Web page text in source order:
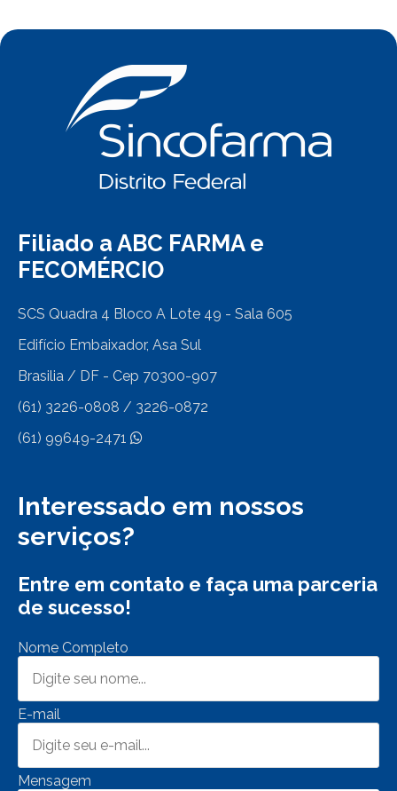
Filiado a ABC FARMA e
FECOMÉRCIO
SCS Quadra 4 Bloco A Lote 49 - Sala 605
Edifício Embaixador, Asa Sul
Brasilia / DF - Cep 70300-907
(61) 3226-0808 / 3226-0872
(61) 99649-2471
Interessado em nossos
serviços?
Entre em contato e faça uma parceria
de sucesso!
Nome Completo
E-mail
Mensagem